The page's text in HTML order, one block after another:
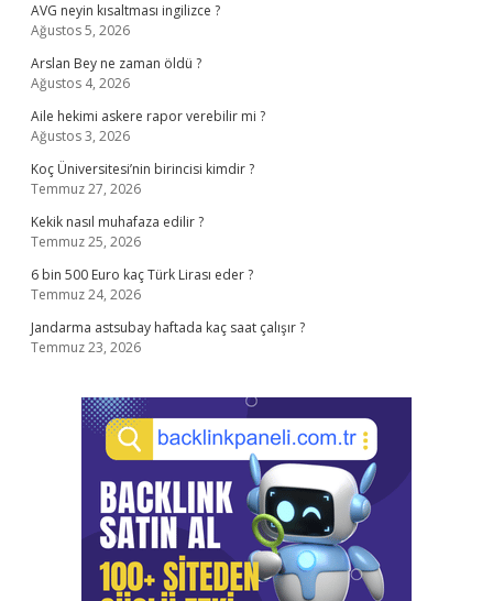
AVG neyin kısaltması ingilizce ?
Ağustos 5, 2026
Arslan Bey ne zaman öldü ?
Ağustos 4, 2026
Aile hekimi askere rapor verebilir mi ?
Ağustos 3, 2026
Koç Üniversitesi’nin birincisi kimdir ?
Temmuz 27, 2026
Kekik nasıl muhafaza edilir ?
Temmuz 25, 2026
6 bin 500 Euro kaç Türk Lirası eder ?
Temmuz 24, 2026
Jandarma astsubay haftada kaç saat çalışır ?
Temmuz 23, 2026